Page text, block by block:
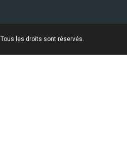
Tous les droits sont réservés.